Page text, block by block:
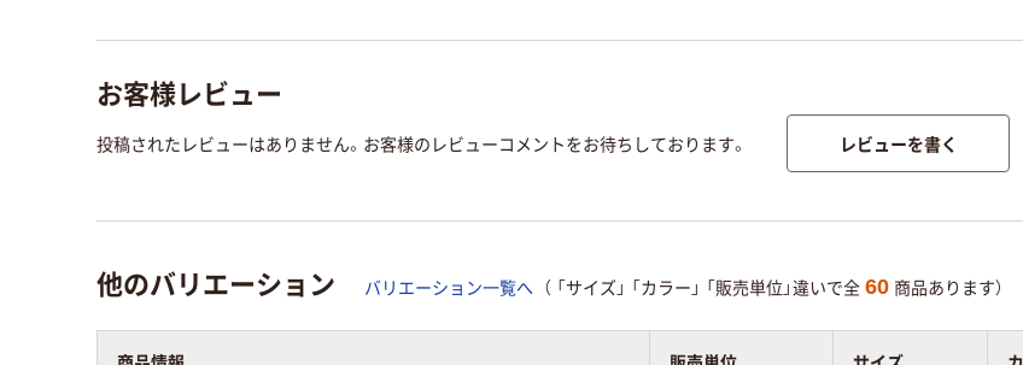
お客様レビュー
投稿されたレビューはありません。お客様のレビューコメントをお待ちしております。 レビューを書く
他のバリエーション バリエーション一覧へ （ 「サイズ」 「カラー」 「販売単位」違いで全 60 商品あります）